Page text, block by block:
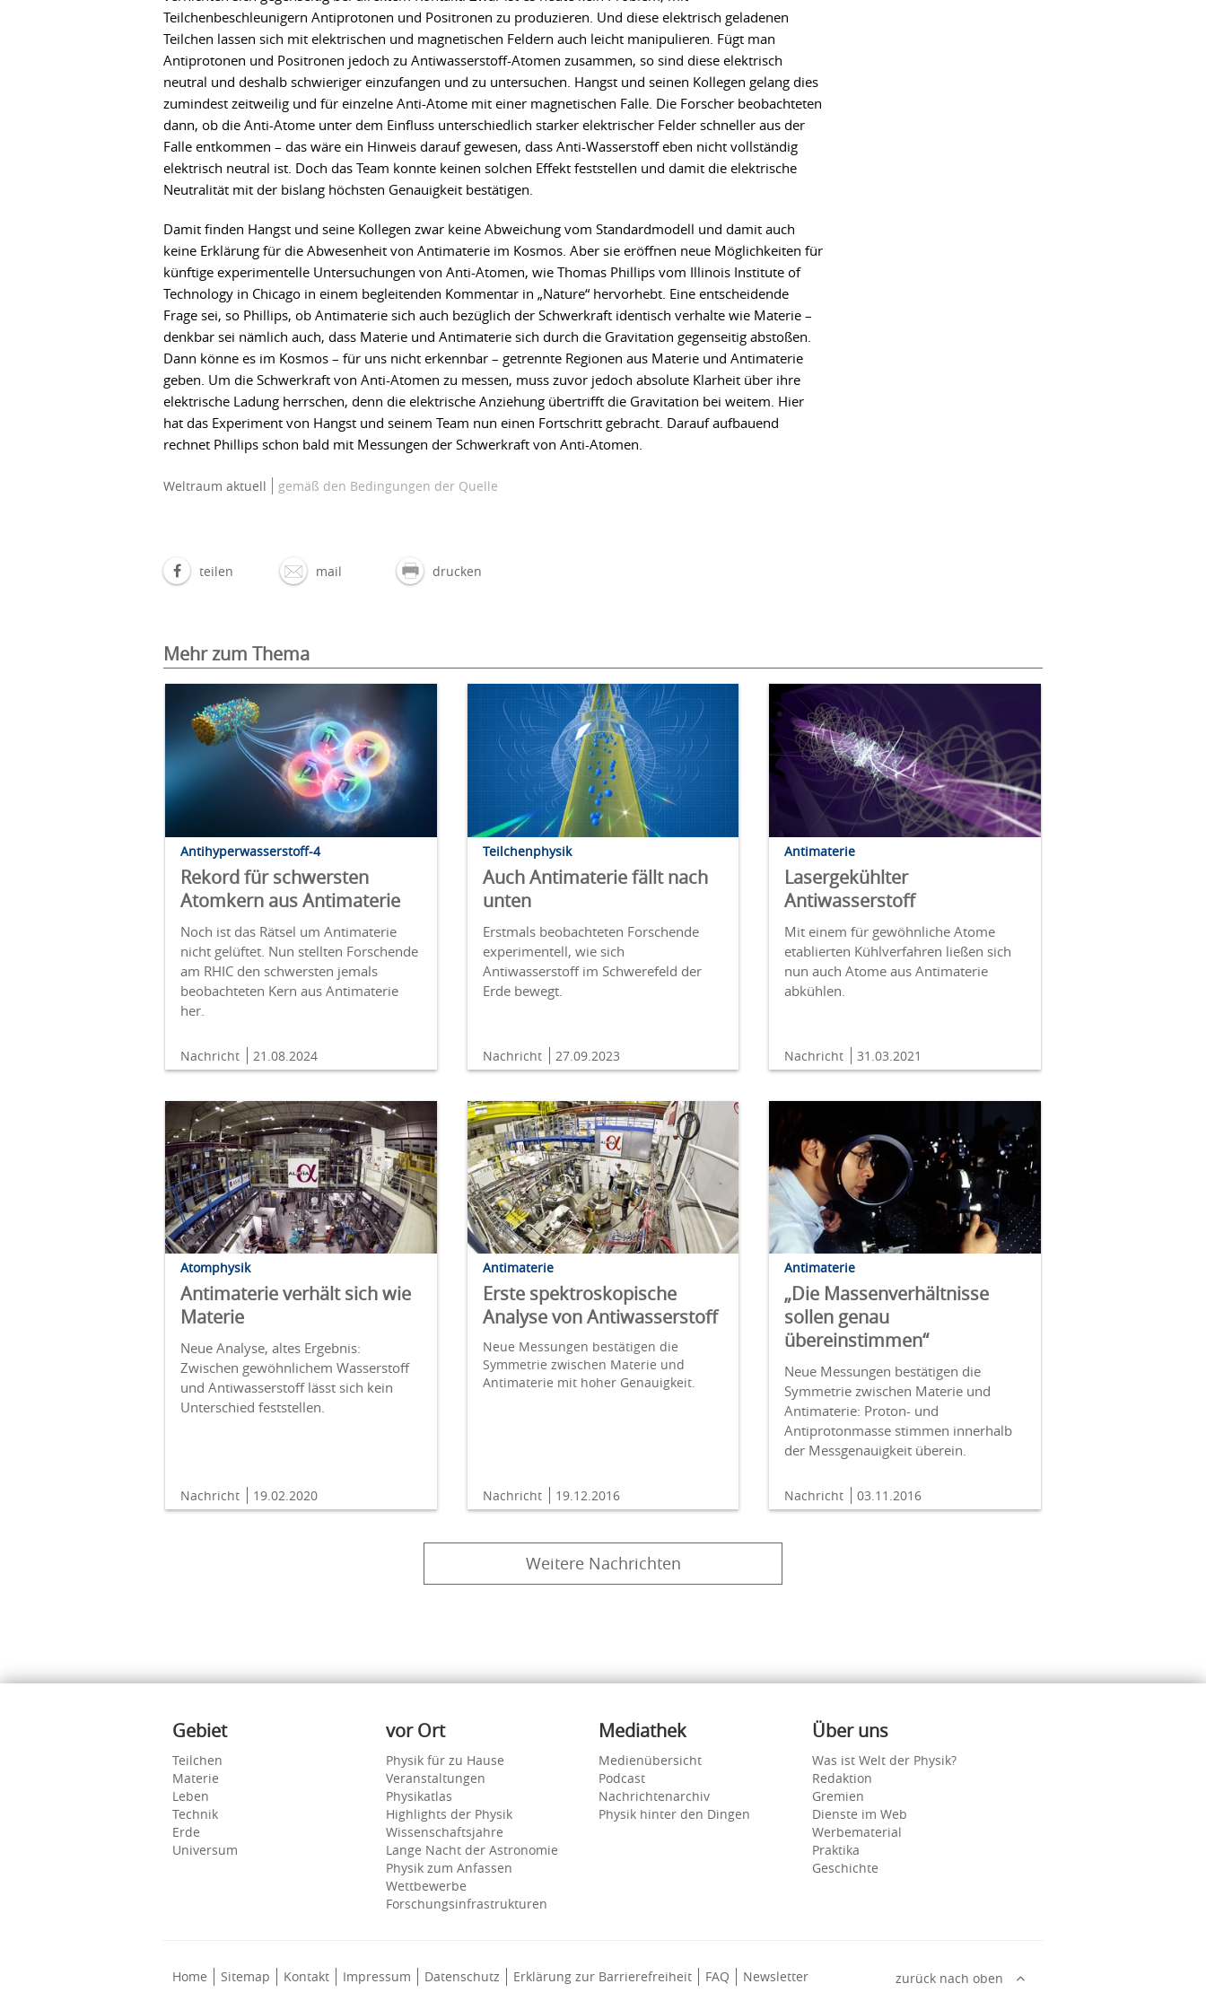
Teilchenbeschleunigern Antiprotonen und Positronen zu produzieren. Und diese elektrisch geladenen
Teilchen lassen sich mit elektrischen und magnetischen Feldern auch leicht manipulieren. Fügt man
Antiprotonen und Positronen jedoch zu Antiwasserstoff-Atomen zusammen, so sind diese elektrisch
neutral und deshalb schwieriger einzufangen und zu untersuchen. Hangst und seinen Kollegen gelang dies
zumindest zeitweilig und für einzelne Anti-Atome mit einer magnetischen Falle. Die Forscher beobachteten
dann, ob die Anti-Atome unter dem Einfluss unterschiedlich starker elektrischer Felder schneller aus der
Falle entkommen – das wäre ein Hinweis darauf gewesen, dass Anti-Wasserstoff eben nicht vollständig
elektrisch neutral ist. Doch das Team konnte keinen solchen Effekt feststellen und damit die elektrische
Neutralität mit der bislang höchsten Genauigkeit bestätigen.
Damit finden Hangst und seine Kollegen zwar keine Abweichung vom Standardmodell und damit auch
keine Erklärung für die Abwesenheit von Antimaterie im Kosmos. Aber sie eröffnen neue Möglichkeiten für
künftige experimentelle Untersuchungen von Anti-Atomen, wie Thomas Phillips vom Illinois Institute of
Technology in Chicago in einem begleitenden Kommentar in „Nature“ hervorhebt. Eine entscheidende
Frage sei, so Phillips, ob Antimaterie sich auch bezüglich der Schwerkraft identisch verhalte wie Materie –
denkbar sei nämlich auch, dass Materie und Antimaterie sich durch die Gravitation gegenseitig abstoßen.
Dann könne es im Kosmos – für uns nicht erkennbar – getrennte Regionen aus Materie und Antimaterie
geben. Um die Schwerkraft von Anti-Atomen zu messen, muss zuvor jedoch absolute Klarheit über ihre
elektrische Ladung herrschen, denn die elektrische Anziehung übertrifft die Gravitation bei weitem. Hier
hat das Experiment von Hangst und seinem Team nun einen Fortschritt gebracht. Darauf aufbauend
rechnet Phillips schon bald mit Messungen der Schwerkraft von Anti-Atomen.
Weltraum aktuell gemäß den Bedingungen der Quelle
teilen mail drucken
Mehr zum Thema
Antihyperwasserstoff-4
Rekord für schwersten
Atomkern aus Antimaterie
Noch ist das Rätsel um Antimaterie
nicht gelüftet. Nun stellten Forschende
am RHIC den schwersten jemals
beobachteten Kern aus Antimaterie
her.
Nachricht 21.08.2024
Teilchenphysik
Auch Antimaterie fällt nach
unten
Erstmals beobachteten Forschende
experimentell, wie sich
Antiwasserstoff im Schwerefeld der
Erde bewegt.
Nachricht 27.09.2023
Antimaterie
Lasergekühlter
Antiwasserstoff
Mit einem für gewöhnliche Atome
etablierten Kühlverfahren ließen sich
nun auch Atome aus Antimaterie
abkühlen.
Nachricht 31.03.2021
Atomphysik
Antimaterie verhält sich wie
Materie
Neue Analyse, altes Ergebnis:
Zwischen gewöhnlichem Wasserstoff
und Antiwasserstoff lässt sich kein
Unterschied feststellen.
Nachricht 19.02.2020
Antimaterie
Erste spektroskopische
Analyse von Antiwasserstoff
Neue Messungen bestätigen die
Symmetrie zwischen Materie und
Antimaterie mit hoher Genauigkeit.
Nachricht 19.12.2016
Antimaterie
„Die Massenverhältnisse
sollen genau
übereinstimmen“
Neue Messungen bestätigen die
Symmetrie zwischen Materie und
Antimaterie: Proton- und
Antiprotonmasse stimmen innerhalb
der Messgenauigkeit überein.
Nachricht 03.11.2016
Weitere Nachrichten
Inhalte
Gebiet
Teilchen
Materie
Leben
Technik
Erde
Universum
vor Ort
Physik für zu Hause
Veranstaltungen
Physikatlas
Highlights der Physik
Wissenschaftsjahre
Lange Nacht der Astronomie
Physik zum Anfassen
Wettbewerbe
Forschungsinfrastrukturen
Mediathek
Medienübersicht
Podcast
Nachrichtenarchiv
Physik hinter den Dingen
Über uns
Was ist Welt der Physik?
Redaktion
Gremien
Dienste im Web
Werbematerial
Praktika
Geschichte
Home Sitemap Kontakt Impressum Datenschutz Erklärung zur Barrierefreiheit FAQ Newsletter zurück nach oben